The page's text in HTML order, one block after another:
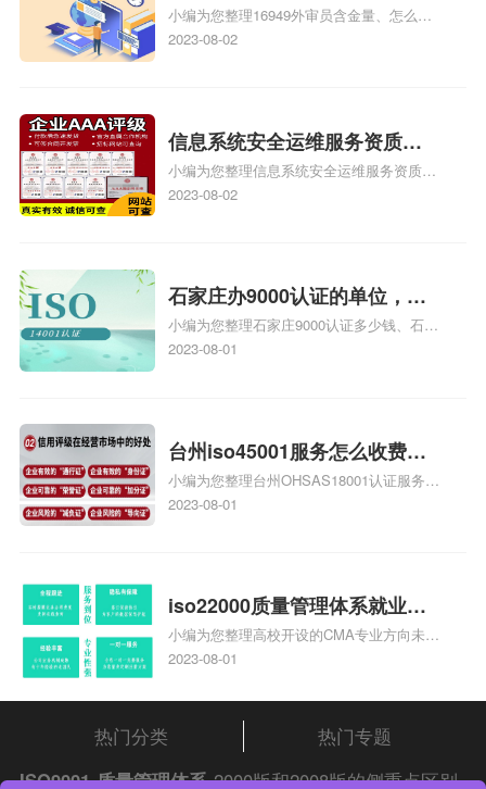
16949
小编为您整理16949外审员含金量、怎么才
能成为注册的TS16949:2009的外审员、我
2023-08-02
信息系统安全运维服务资质二
级费用，信息系统安全运维服
务资质二级
小编为您整理信息系统安全运维服务资质认
证证书机构有哪些、安全运维服务资质的费
体系认证知识，详情可查看下方正文！
2023-08-02
石家庄办9000认证的单位，石
家庄9000认证的公司
小编为您整理石家庄9000认证多少钱、石家
庄9000认证价格多少钱、石家庄9000认证
2023-08-01
台州iso45001服务怎么收费，
台州iso45001认证服务怎么收
费
小编为您整理台州OHSAS18001认证服务中
心哪家收费便宜、台州ISO9000认证，哪个
标准是什么相关iso体系认证知识，详情可
查看下方正文！
2023-08-01
iso22000质量管理体系就业方
向，质量管理与认证就业方向
小编为您整理高校开设的CMA专业方向未来
就业前景及就业方向如何、cma就业方向有
和cma未来就业方向、大学生考完cma，就
哪些就业方向相关iso体系认证知识，详情
可查看下方正文！
2023-08-01
热门分类
热门专题
ISO9001 质量管理体系 2000版和2008版的侧重点区别